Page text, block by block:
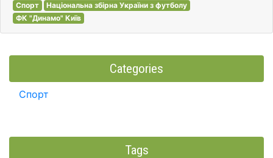
Спорт
Національна збірна України з футболу
ФК "Динамо" Київ
Categories
Спорт
Tags